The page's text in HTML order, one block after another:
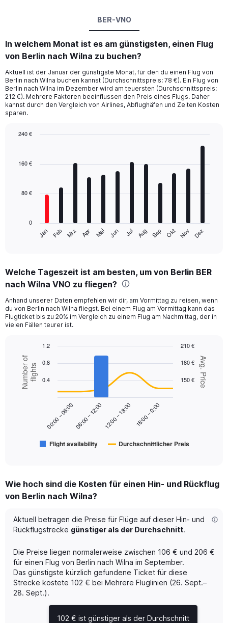
BER-VNO
In welchem Monat ist es am günstigsten, einen Flug
von Berlin nach Wilna zu buchen?
Aktuell ist der Januar der günstigste Monat, für den du einen Flug von
Berlin nach Wilna buchen kannst (Durchschnittspreis: 78 €). Ein Flug von
Berlin nach Wilna im Dezember wird am teuersten (Durchschnittspreis:
212 €). Mehrere Faktoren beeinflussen den Preis eines Flugs. Daher
kannst durch den Vergleich von Airlines, Abflughäfen und Zeiten Kosten
sparen.
with
The
Range:
12
The
chart
has
displaying
values.
Range:
Jan Feb Mrz Apr Mai Jun Jul Aug Sep Okt Nov Dez
0
80 €
160 €
240 €
Welche Tageszeit ist am besten, um von Berlin BER
nach Wilna VNO zu fliegen?
Anhand unserer Daten empfehlen wir dir, am Vormittag zu reisen, wenn
du von Berlin nach Wilna fliegst. Bei einem Flug am Vormittag kann das
Flugticket bis zu 20% im Vergleich zu einem Flug am Nachmittag, der in
vielen Fällen teurer ist.
Combination
chart
with
data
categories.
Range:
categories.
The
chart
2
Y
axes
displaying
Avg.
Chart
graphic.
Avg. Price
Number offlights
Flight availability Durchschnittlicher Preis
00:00 – 06:0006:00 – 12:00 12:00 – 18:00 18:00 – 0:00
150 €
180 €
210 €
0.4
0.8
1.2
Wie hoch sind die Kosten für einen Hin- und Rückflug
von Berlin nach Wilna?
Aktuell betragen die Preise für Flüge auf dieser Hin- und
Rückflugstrecke günstiger als der Durchschnitt.
Die Preise liegen normalerweise zwischen 106 € und 206 €
für einen Flug von Berlin nach Wilna im September.
Das günstigste kürzlich gefundene Ticket für diese
Strecke kostete 102 € bei Mehrere Fluglinien (26. Sept.–
28. Sept.).
102 € ist günstiger als der Durchschnitt